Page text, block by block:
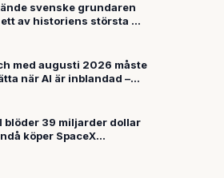
svenske grundaren
av historiens största AI-
SpaceX köper Cursor för
med augusti 2026 måste
när AI är inblandad –
du mot EU-lag
blöder 39 miljarder dollar
köper SpaceX
Cursor för 60